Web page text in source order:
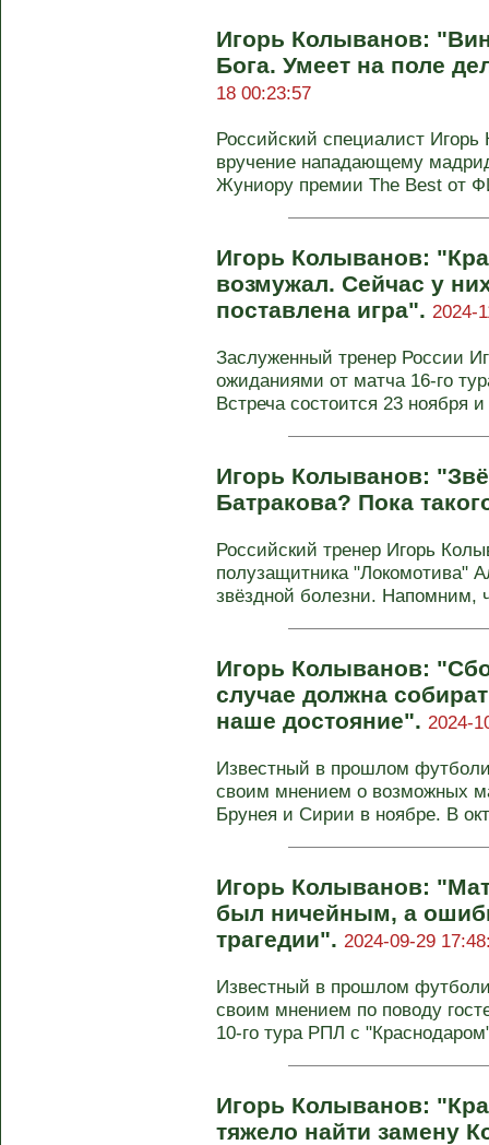
Игорь Колыванов:
Бога. Умеет на поле
18 00:23:57
Российский специалист
вручение нападающему
Жуниору премии The Best от
Игорь Колыванов:
возмужал. Сейчас у
поставлена игра". 2024-
Заслуженный тренер России
ожиданиями от матча 16-го
Встреча состоится 23 ноября
Игорь Колыванов:
Батракова? Пока
Российский тренер Игорь
полузащитника "Локомотива"
звёздной болезни. Напомним,
Игорь Колыванов:
случае должна
наше достояние". 2024-
Известный в прошлом
своим мнением о возможных
Брунея и Сирии в ноябре. В
Игорь Колыванов:
был ничейным, а
трагедии". 2024-09-29
Известный в прошлом
своим мнением по поводу
10-го тура РПЛ с
Игорь Колыванов:
тяжело найти замену